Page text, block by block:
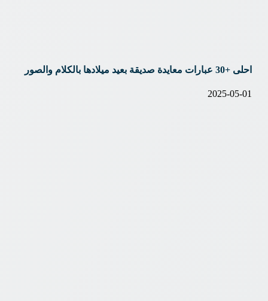
احلى +30 عبارات معايدة صديقة بعيد ميلادها بالكلام والصور
2025-05-01